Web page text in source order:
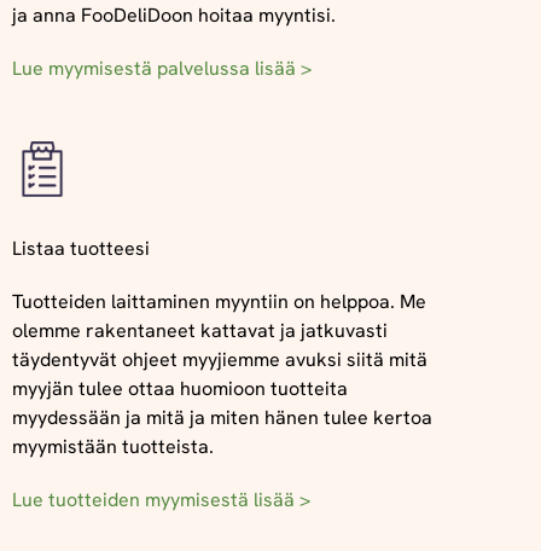
ja anna FooDeliDoon hoitaa myyntisi.
Lue myymisestä palvelussa lisää >
Listaa tuotteesi
Tuotteiden laittaminen myyntiin on helppoa. Me
olemme rakentaneet kattavat ja jatkuvasti
täydentyvät ohjeet myyjiemme avuksi siitä mitä
myyjän tulee ottaa huomioon tuotteita
myydessään ja mitä ja miten hänen tulee kertoa
myymistään tuotteista.
Lue tuotteiden myymisestä lisää >